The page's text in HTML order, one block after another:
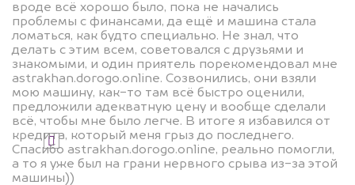
вроде всё хорошо было, пока не начались
проблемы с финансами, да ещё и машина стала
ломаться, как будто специально. Не знал, что
делать с этим всем, советовался с друзьями и
знакомыми, и один приятель порекомендовал мне
astrakhan.dorogo.online. Созвонились, они взяли
мою машину, как-то там всё быстро оценили,
предложили адекватную цену и вообще сделали
всё, чтобы мне было легче. В итоге я избавился от
кредита, который меня грыз до последнего.
Спасибо astrakhan.dorogo.online, реально помогли,
а то я уже был на грани нервного срыва из-за этой
машины))
Узнать стоимость
Я даю согласие на обработку своих
персональных данных и соглашаюсь с
политикой конфиденциальности